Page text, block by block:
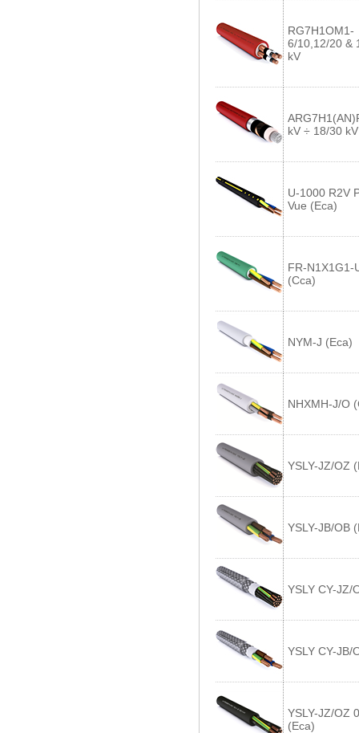
RG7H1OM1-
6/10,12/20 &
kV
kV ÷ 18/30 kV
U-1000 R2V
Vue (Eca)
FR-N1X1G1-
(Cca)
NYM-J (Eca)
NHXMH-J/O
YSLY-JZ/OZ
YSLY-JB/OB
YSLY CY-JZ/
YSLY CY-JB/
YSLY-JZ/OZ
(Eca)